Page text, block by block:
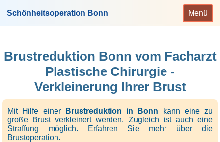
Schönheitsoperation Bonn Menü
Brustreduktion Bonn vom Facharzt
Plastische Chirurgie -
Verkleinerung Ihrer Brust
Mit Hilfe einer Brustreduktion in Bonn kann eine zu
große Brust verkleinert werden. Zugleich ist auch eine
Straffung möglich. Erfahren Sie mehr über die
Brustoperation.